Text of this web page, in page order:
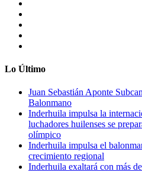
Lo Último
Juan Sebastián Aponte
Balonmano
Inderhuila impulsa la
luchadores huilenses se
olímpico
Inderhuila impulsa el
crecimiento regional
Inderhuila exaltará con más